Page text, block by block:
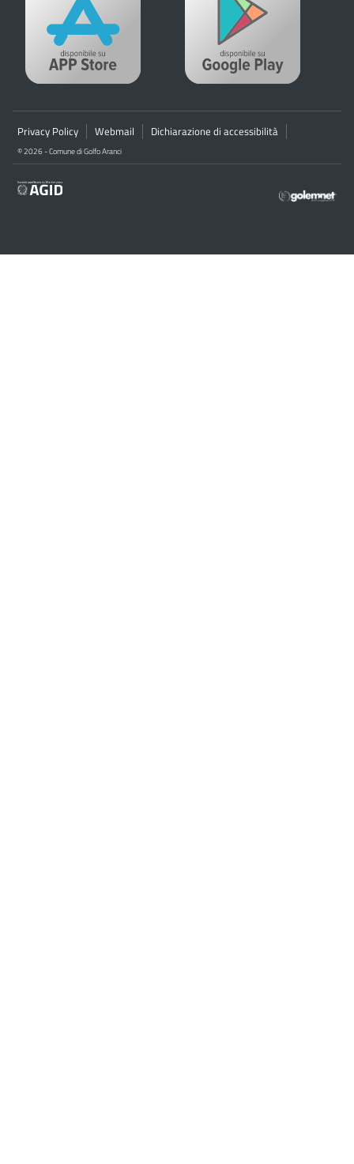
Privacy Policy Webmail Dichiarazione di accessibilità
© 2026 - Comune di Golfo Aranci